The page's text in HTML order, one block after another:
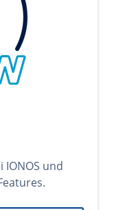
IONOS und